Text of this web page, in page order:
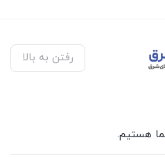
رفتن به بالا